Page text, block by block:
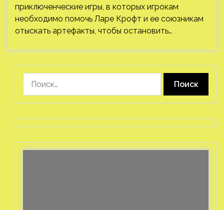
приключенческие игры, в которых игрокам
необходимо помочь Ларе Крофт и ее союзникам
отыскать артефакты, чтобы остановить…